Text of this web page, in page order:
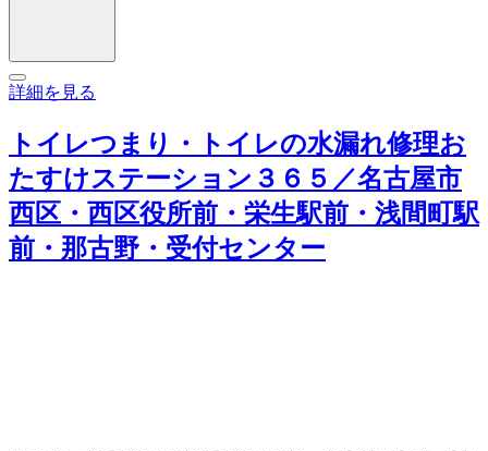
詳細を見る
トイレつまり・トイレの水漏れ修理お
たすけステーション３６５／名古屋市
西区・西区役所前・栄生駅前・浅間町駅
前・那古野・受付センター